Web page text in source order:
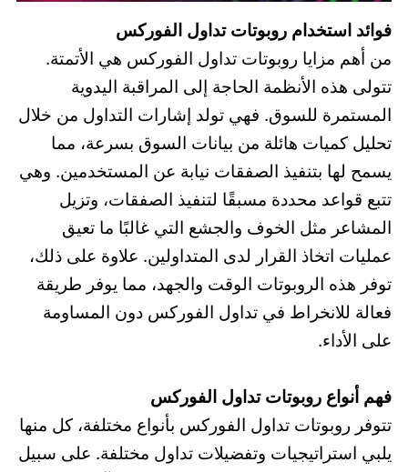
فوائد استخدام روبوتات تداول الفوركس
من أهم مزايا روبوتات تداول الفوركس هي الأتمتة.
تتولى هذه الأنظمة الحاجة إلى المراقبة اليدوية
المستمرة للسوق. فهي تولد إشارات التداول من خلال
تحليل كميات هائلة من بيانات السوق بسرعة، مما
يسمح لها بتنفيذ الصفقات نيابة عن المستخدمين. وهي
تتبع قواعد محددة مسبقًا لتنفيذ الصفقات، وتزيل
المشاعر مثل الخوف والجشع التي غالبًا ما تعيق
عمليات اتخاذ القرار لدى المتداولين. علاوة على ذلك،
توفر هذه الروبوتات الوقت والجهد، مما يوفر طريقة
فعالة للانخراط في تداول الفوركس دون المساومة
على الأداء.
فهم أنواع روبوتات تداول الفوركس
تتوفر روبوتات تداول الفوركس بأنواع مختلفة، كل منها
يلبي استراتيجيات وتفضيلات تداول مختلفة. على سبيل